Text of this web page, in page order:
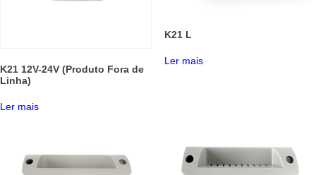
K21 12V-24V (Produto Fora de
Linha)
Ler mais
K21 L
Ler mais